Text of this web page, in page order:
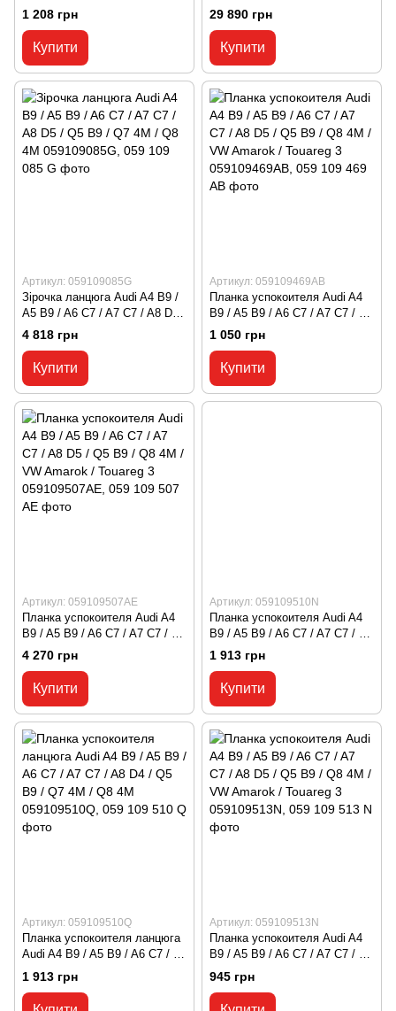
/ Q8 4M / VW Golf 6 / Jetta 6 /
Touareg 2 058905291M, 058
905 291 M
1 208 грн
Купити
Q5 B9 / Q8 4M / VW Touareg 3
059105251DM, 059 105 251 DM
29 890 грн
Купити
Артикул: 059109085G
Зірочка ланцюга Audi A4 B9 /
A5 B9 / A6 C7 / A7 C7 / A8 D5 /
Q5 B9 / Q7 4M / Q8 4M
059109085G, 059 109 085 G
4 818 грн
Купити
Артикул: 059109469AB
Планка успокоителя Audi A4
B9 / A5 B9 / A6 C7 / A7 C7 / A8
D5 / Q5 B9 / Q8 4M / VW
Amarok / Touareg 3
059109469AB, 059 109 469 AB
1 050 грн
Купити
Артикул: 059109507AE
Планка успокоителя Audi A4
B9 / A5 B9 / A6 C7 / A7 C7 / A8
D5 / Q5 B9 / Q8 4M / VW
Amarok / Touareg 3
059109507AE, 059 109 507 AE
4 270 грн
Купити
Артикул: 059109510N
Планка успокоителя Audi A4
B9 / A5 B9 / A6 C7 / A7 C7 / A8
D5 / Q5 B9 / Q8 4M / VW
Amarok / Touareg 3
059109510N, 059 109 510 N
1 913 грн
Купити
Артикул: 059109510Q
Планка успокоителя ланцюга
Audi A4 B9 / A5 B9 / A6 C7 / A7
C7 / A8 D4 / Q5 B9 / Q7 4M /
Q8 4M 059109510Q, 059 109
510 Q
1 913 грн
Артикул: 059109513N
Планка успокоителя Audi A4
B9 / A5 B9 / A6 C7 / A7 C7 / A8
D5 / Q5 B9 / Q8 4M / VW
Amarok / Touareg 3
059109513N, 059 109 513 N
945 грн